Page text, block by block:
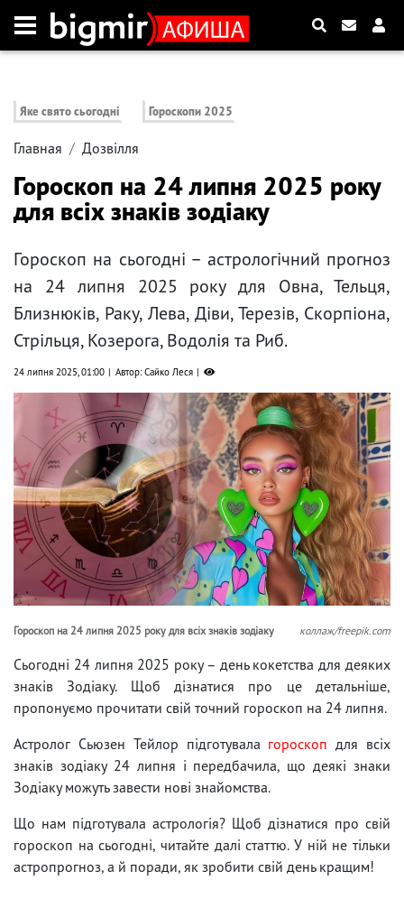
Яке свято сьогодні Гороскопи 2025
Главная Дозвілля
Гороскоп на 24 липня 2025 року
для всіх знаків зодіаку
Гороскоп на сьогодні – астрологічний прогноз
на 24 липня 2025 року для Овна, Тельця,
Близнюків, Раку, Лева, Діви, Терезів, Скорпіона,
Стрільця, Козерога, Водолія та Риб.
24 липня 2025, 01:00 Автор: Сайко Леся
Гороскоп на 24 липня 2025 року для всіх знаків зодіаку коллаж/freepik.com
Сьогодні 24 липня 2025 року – день кокетства для деяких
знаків Зодіаку. Щоб дізнатися про це детальніше,
пропонуємо прочитати свій точний гороскоп на 24 липня.
Астролог Сьюзен Тейлор підготувала гороскоп для всіх
знаків зодіаку 24 липня і передбачила, що деякі знаки
Зодіаку можуть завести нові знайомства.
Що нам підготувала астрологія? Щоб дізнатися про свій
гороскоп на сьогодні, читайте далі статтю. У ній не тільки
астропрогноз, а й поради, як зробити свій день кращим!